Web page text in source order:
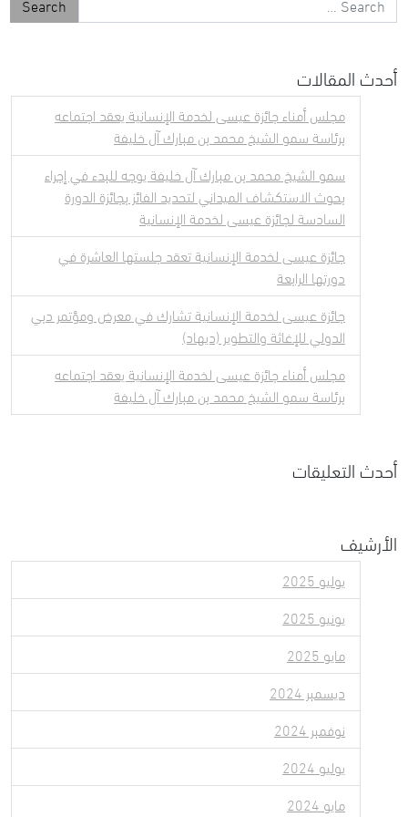
أحدث المقالات
مجلس أمناء جائزة عيسى لخدمة الإنسانية يعقد اجتماعه
برئاسة سمو الشيخ محمد بن مبارك آل خليفة
سمو الشيخ محمد بن مبارك آل خليفة يوجه للبدء في إجراء
بحوث الاستكشاف الميداني لتحديد الفائز بجائزة الدورة
السادسة لجائزة عيسى لخدمة الإنسانية
جائزة عيسى لخدمة الإنسانية تعقد جلستها العاشرة في
دورتها الرابعة
جائزة عيسى لخدمة الإنسانية تشارك في معرض ومؤتمر دبي
الدولي للإغاثة والتطوير (ديهاد)
مجلس أمناء جائزة عيسى لخدمة الإنسانية يعقد اجتماعه
برئاسة سمو الشيخ محمد بن مبارك آل خليفة
أحدث التعليقات
الأرشيف
يوليو 2025
يونيو 2025
مايو 2025
ديسمبر 2024
نوفمبر 2024
يوليو 2024
مايو 2024